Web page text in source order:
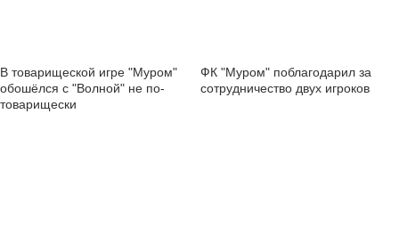
В товарищеской игре "Муром"
обошёлся с "Волной" не по-
товарищески
ФК "Муром" поблагодарил за
сотрудничество двух игроков